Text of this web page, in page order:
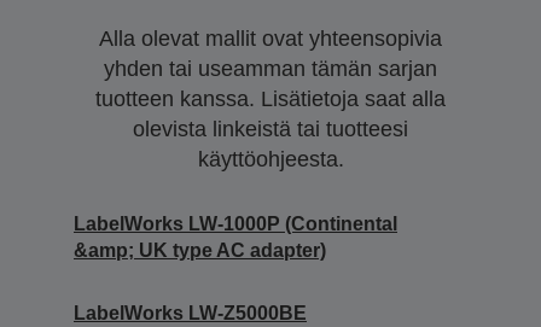
Alla olevat mallit ovat yhteensopivia
yhden tai useamman tämän sarjan
tuotteen kanssa. Lisätietoja saat alla
olevista linkeistä tai tuotteesi
käyttöohjeesta.
LabelWorks LW-1000P (Continental
&amp; UK type AC adapter)
LabelWorks LW-Z5000BE